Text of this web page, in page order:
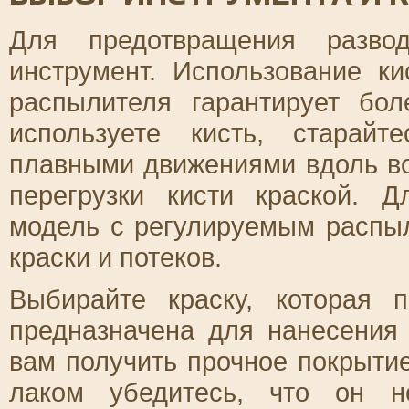
Для предотвращения
инструмент. Использование
распылителя гарантирует
используете кисть,
плавными движениями вдоль
перегрузки кисти краской.
модель с регулируемым
краски и потеков.
Выбирайте краску,
предназначена для
вам получить прочное
лаком убедитесь, что он